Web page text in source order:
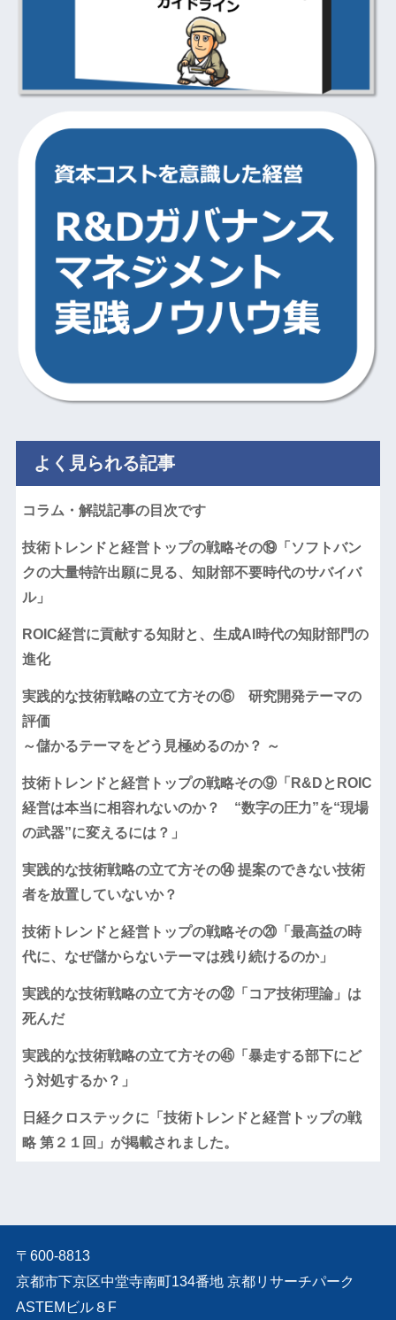
よく見られる記事
コラム・解説記事の目次です
技術トレンドと経営トップの戦略その⑲「ソフトバン
クの大量特許出願に見る、知財部不要時代のサバイバ
ル」
ROIC経営に貢献する知財と、生成AI時代の知財部門の
進化
実践的な技術戦略の立て方その⑥ 研究開発テーマの
評価
～儲かるテーマをどう見極めるのか？ ～
技術トレンドと経営トップの戦略その⑨「R&DとROIC
経営は本当に相容れないのか？ “数字の圧力”を“現場
の武器”に変えるには？」
実践的な技術戦略の立て方その⑭ 提案のできない技術
者を放置していないか？
技術トレンドと経営トップの戦略その⑳「最高益の時
代に、なぜ儲からないテーマは残り続けるのか」
実践的な技術戦略の立て方その㉜「コア技術理論」は
死んだ
実践的な技術戦略の立て方その㊺「暴走する部下にど
う対処するか？」
日経クロステックに「技術トレンドと経営トップの戦
略 第２１回」が掲載されました。
〒600-8813
京都市下京区中堂寺南町134番地 京都リサーチパーク
ASTEMビル８F